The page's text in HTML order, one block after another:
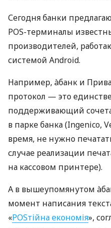
Сегодня банки
POS-терминалы
производителей,
системой Android.
Например, àбанк и
протокол — это
поддерживающий
в парке банка (Ingenico,
время, не нужно
случае реализации
на кассовом принтере).
А в вышеупомянутом
момент написания
«POSтійна економія»,